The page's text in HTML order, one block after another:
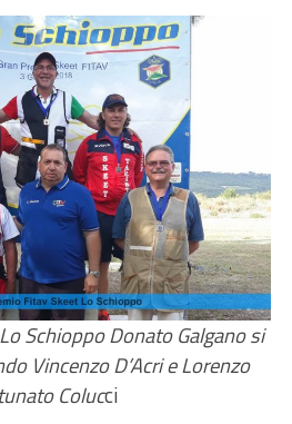
Schioppo Donato Galgano si
Vincenzo D’Acri e Lorenzo
Colucci